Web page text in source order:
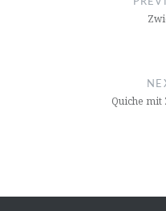
Quiche mit